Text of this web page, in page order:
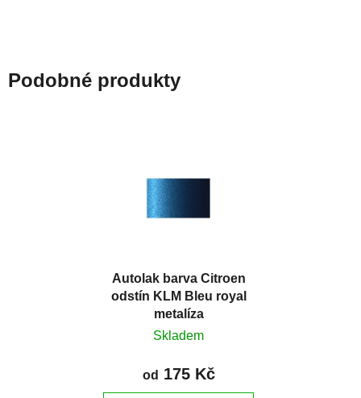
Podobné produkty
Autolak barva Citroen
odstín KLM Bleu royal
metalíza
Skladem
od 175 Kč